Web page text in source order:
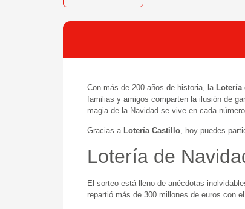
Con más de 200 años de historia, la Lotería
familias y amigos comparten la ilusión de
magia de la Navidad se vive en cada número
Gracias a Lotería Castillo , hoy puedes
Lotería de
El sorteo está lleno de anécdotas
repartió más de 300 millones de euros con